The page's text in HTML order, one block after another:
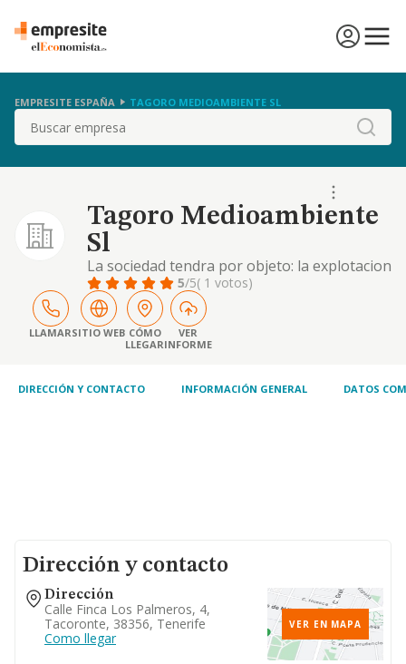
EMPRESITE ESPAÑA TAGORO MEDIOAMBIENTE SL
Buscar
Tagoro Medioambiente
Sl
La sociedad tendra por objeto: la explotacion
agricola y forestal. la comercializacion e
industrializacion de los productos y flora
obtenidos en las fincas cuyo
aprovechamiento directo realice, sean
propias o ajenas, asi
5/5( 1 votos)
LLAMARSITIO WEB CÓMO
LLEGAR
VER
INFORME
DIRECCIÓN Y CONTACTO INFORMACIÓN GENERAL DATOS
Dirección y contacto
Dirección
Calle Finca Los Palmeros, 4,
Tacoronte, 38356, Tenerife
Como llegar
VER EN MAPA